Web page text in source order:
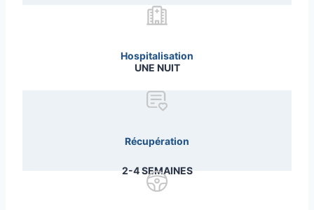
Hospitalisation
UNE NUIT
Récupération
2-4 SEMAINES